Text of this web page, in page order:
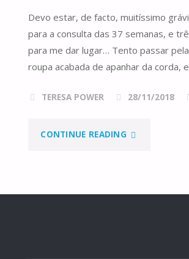
ALGUNS?
E
ALGUNS
ECOS
Devo estar, de facto, muitíssimo
para a consulta das 37 semanas, e
para me dar lugar… Tento passar
roupa acabada de apanhar da corda,
TERESA POWER 28/11/2018
CONTINUE READING "A